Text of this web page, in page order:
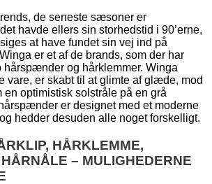
de seneste sæsoner er
havde ellers sin storhedstid i 90’erne,
at have fundet sin vej ind på
er et af de brands, som der har
hårspænder og hårklemmer. Winga
vare, er skabt til at glimte af glæde, mod
en optimistisk solstråle på en grå
er designet med et moderne
hedder desuden alle noget forskelligt.
HÅRKLEMME,
– MULIGHEDERNE